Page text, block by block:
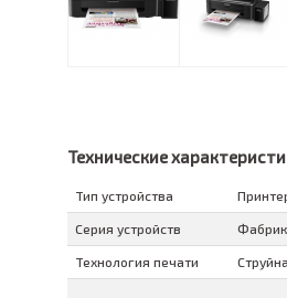
Технические
Тип устройства
Серия устройств
Теxнология печати